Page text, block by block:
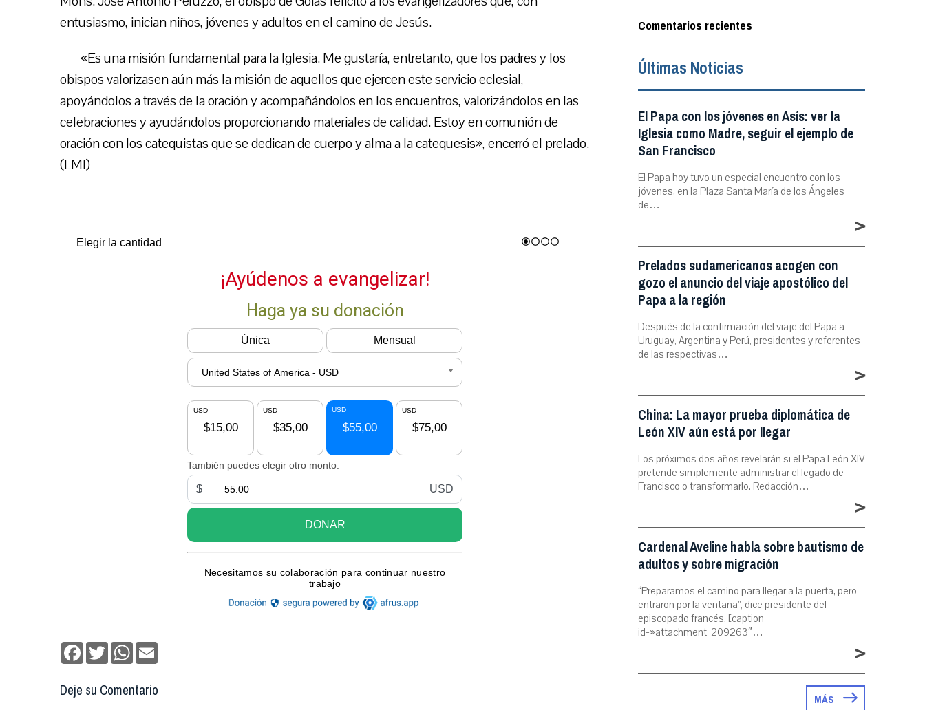
entusiasmo, inician niños, jóvenes y adultos en el camino de Jesús.
«Es una misión fundamental para la Iglesia. Me gustaría, entretanto, que los padres y los
obispos valorizasen aún más la misión de aquellos que ejercen este servicio eclesial,
apoyándolos a través de la oración y acompañándolos en los encuentros, valorizándolos en las
celebraciones y ayudándolos proporcionando materiales de calidad. Estoy en comunión de
oración con los catequistas que se dedican de cuerpo y alma a la catequesis», encerró el prelado.
(LMI)
Facebook
TwitterWhatsApp
Deje su Comentario
Comentarios recientes
Últimas Noticias
El Papa con los jóvenes en Asís: ver la
Iglesia como Madre, seguir el ejemplo de
San Francisco
El Papa hoy tuvo un especial encuentro con los
jóvenes, en la Plaza Santa María de los Ángeles
de…
>
Prelados sudamericanos acogen con
gozo el anuncio del viaje apostólico del
Papa a la región
Después de la confirmación del viaje del Papa a
Uruguay, Argentina y Perú, presidentes y referentes
de las respectivas…
>
China: La mayor prueba diplomática de
León XIV aún está por llegar
Los próximos dos años revelarán si el Papa León XIV
pretende simplemente administrar el legado de
Francisco o transformarlo. Redacción…
>
Cardenal Aveline habla sobre bautismo de
adultos y sobre migración
“Preparamos el camino para llegar a la puerta, pero
entraron por la ventana”, dice presidente del
episcopado francés. [caption
id=»attachment_209263″…
>
MÁS